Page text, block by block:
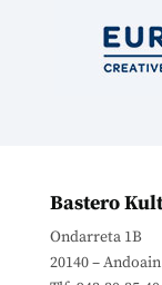
Bastero
Ondarreta 1B
20140 – Andoain